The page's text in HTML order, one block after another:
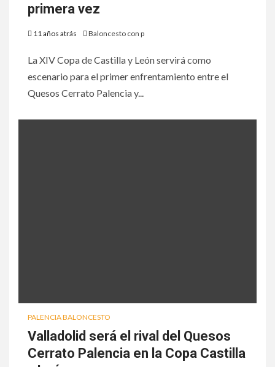
primera vez
11 años atrás Baloncesto con p
La XIV Copa de Castilla y León servirá como
escenario para el primer enfrentamiento entre el
Quesos Cerrato Palencia y...
PALENCIA BALONCESTO
Valladolid será el rival del Quesos
Cerrato Palencia en la Copa Castilla